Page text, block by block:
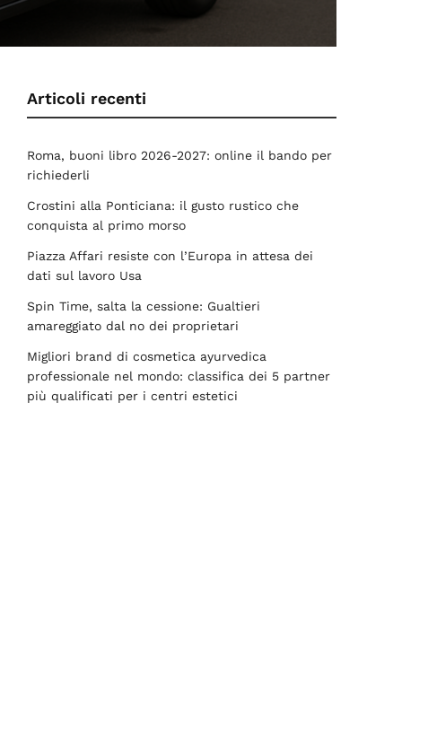
Articoli recenti
Roma, buoni libro 2026-2027: online il bando per
richiederli
Crostini alla Ponticiana: il gusto rustico che
conquista al primo morso
Piazza Affari resiste con l’Europa in attesa dei
dati sul lavoro Usa
Spin Time, salta la cessione: Gualtieri
amareggiato dal no dei proprietari
Migliori brand di cosmetica ayurvedica
professionale nel mondo: classifica dei 5 partner
più qualificati per i centri estetici